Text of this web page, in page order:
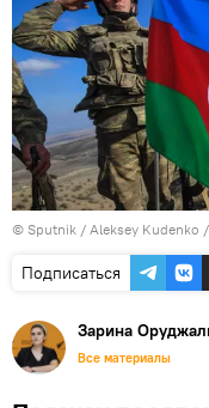
© Sputnik / Aleksey Kudenko /
Подписаться
Зарина
Все материалы